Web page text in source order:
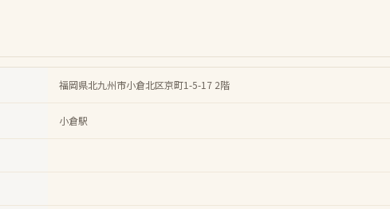
福岡県北九州市小倉北区京町1-5-17 2階
小倉駅